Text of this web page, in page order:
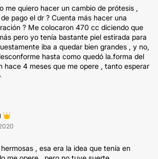
me quiero hacer un cambio de prótesis ,
pago el dr ? Cuenta más hacer una
? Me colocaron 470 cc diciendo que
pero yo tenía bastante piel estirada para
iba a quedar bien grandes , y no,
hasta como quedó la.forma del
hace 4 meses que me opere , tanto esperar
, esa era la idea que tenía en